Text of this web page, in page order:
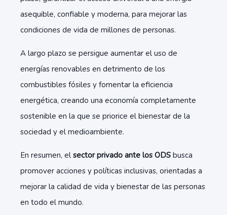
asequible, confiable y moderna, para mejorar las
condiciones de vida de millones de personas.
A largo plazo se persigue aumentar el uso de
energías renovables en detrimento de los
combustibles fósiles y fomentar la eficiencia
energética, creando una economía completamente
sostenible en la que se priorice el bienestar de la
sociedad y el medioambiente.
En resumen, el sector privado ante los ODS busca
promover acciones y políticas inclusivas, orientadas a
mejorar la calidad de vida y bienestar de las personas
en todo el mundo.